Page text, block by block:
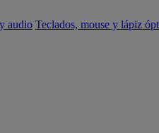
audio Teclados, mouse y lápiz